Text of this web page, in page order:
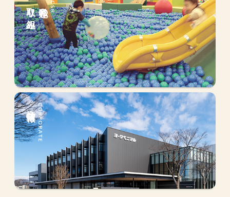
CSR
私達の
取り組み
CORPORATE
会社情報